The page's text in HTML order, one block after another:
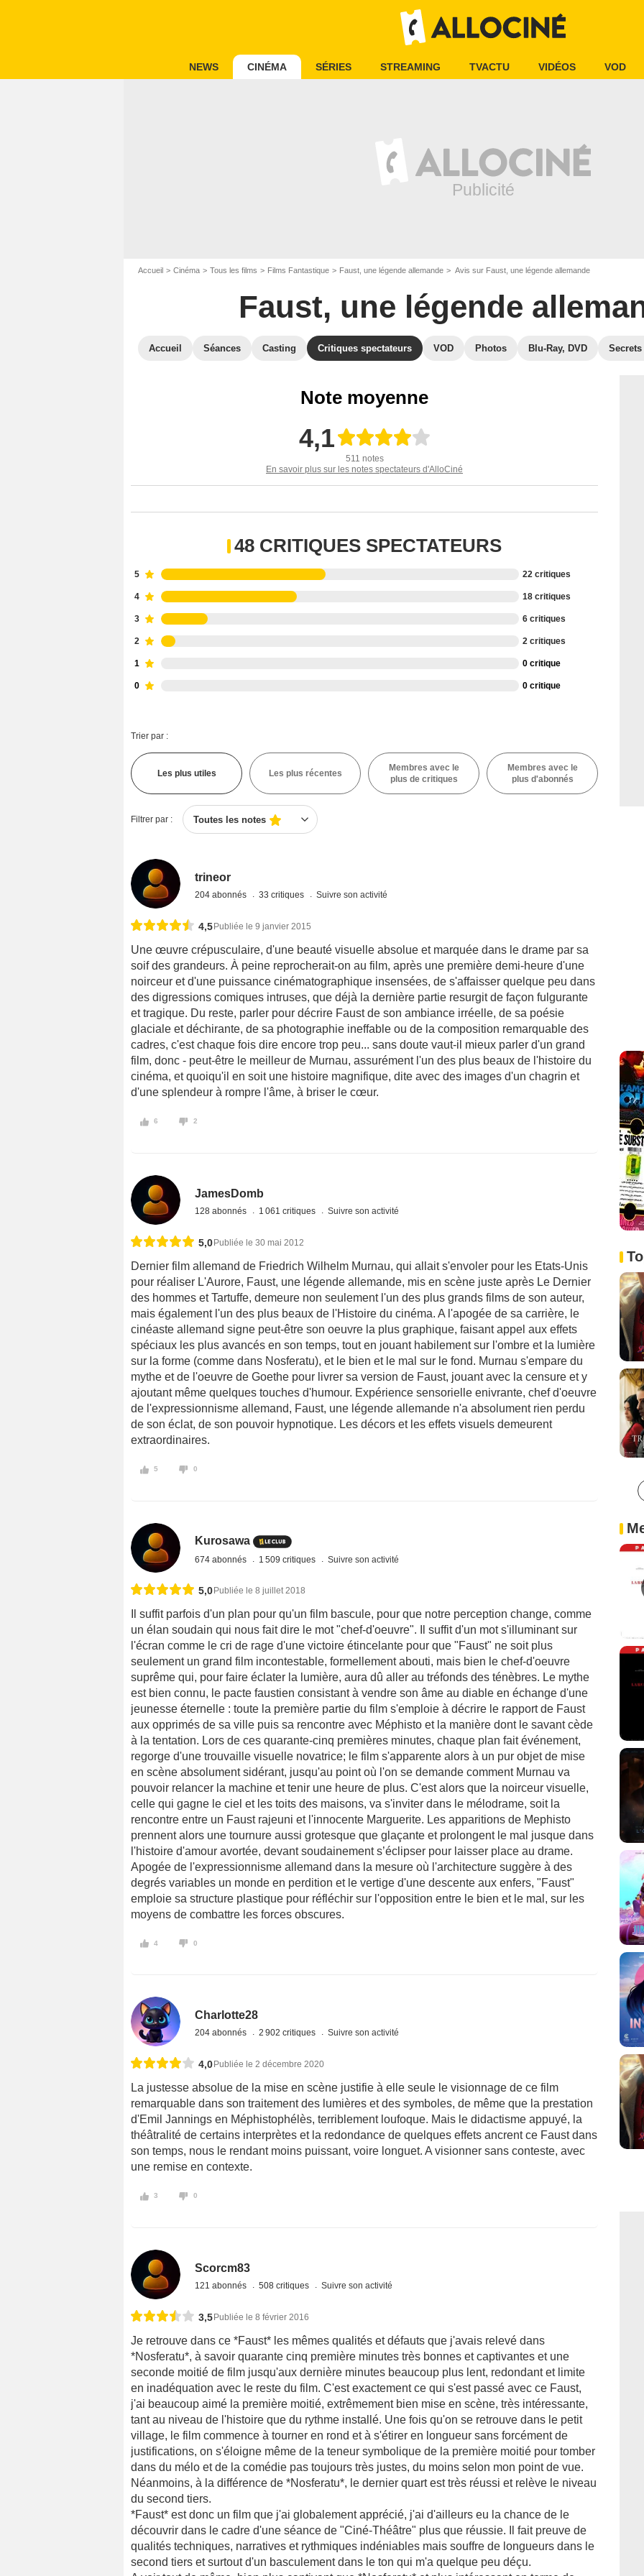
NEWS CINÉMA SÉRIES STREAMING TVACTU VIDÉOS VOD
Accueil Cinéma Tous les films Films Fantastique Faust, une légende allemande Avis sur Faust, une légende allemande
Faust, une légende
Accueil Séances Casting Critiques spectateurs VOD Photos Blu-Ray, DVD
Note moyenne
4,1
511 notes
En savoir plus sur les notes spectateurs d'AlloCiné
48 CRITIQUES SPECTATEURS
5 22 critiques
4 18 critiques
3 6 critiques
2 2 critiques
1 0 critique
0 0 critique
Trier par :
Les plus utiles Les plus récentes
Membres avec le
plus de critiques
Membres avec le
plus d'abonnés
Filtrer par : Toutes les notes
trineor
204 abonnés 33 critiques Suivre son activité
4,5 Publiée le 9 janvier 2015
Une œuvre crépusculaire, d'une beauté visuelle absolue et marquée dans le drame par sa
soif des grandeurs. À peine reprocherait-on au film, après une première demi-heure d'une
noirceur et d'une puissance cinématographique insensées, de s'affaisser quelque peu dans
des digressions comiques intruses, que déjà la dernière partie resurgit de façon fulgurante
et tragique. Du reste, parler pour décrire Faust de son ambiance irréelle, de sa poésie
glaciale et déchirante, de sa photographie ineffable ou de la composition remarquable des
cadres, c'est chaque fois dire encore trop peu... sans doute vaut-il mieux parler d'un grand
film, donc - peut-être le meilleur de Murnau, assurément l'un des plus beaux de l'histoire du
cinéma, et quoiqu'il en soit une histoire magnifique, dite avec des images d'un chagrin et
d'une splendeur à rompre l'âme, à briser le cœur.
6 2
JamesDomb
128 abonnés 1 061 critiques Suivre son activité
5,0Publiée le 30 mai 2012
Dernier film allemand de Friedrich Wilhelm Murnau, qui allait s'envoler pour les Etats-Unis
pour réaliser L'Aurore, Faust, une légende allemande, mis en scène juste après Le Dernier
des hommes et Tartuffe, demeure non seulement l'un des plus grands films de son auteur,
mais également l'un des plus beaux de l'Histoire du cinéma. A l'apogée de sa carrière, le
cinéaste allemand signe peut-être son oeuvre la plus graphique, faisant appel aux effets
spéciaux les plus avancés en son temps, tout en jouant habilement sur l'ombre et la lumière
sur la forme (comme dans Nosferatu), et le bien et le mal sur le fond. Murnau s'empare du
mythe et de l'oeuvre de Goethe pour livrer sa version de Faust, jouant avec la censure et y
ajoutant même quelques touches d'humour. Expérience sensorielle enivrante, chef d'oeuvre
de l'expressionnisme allemand, Faust, une légende allemande n'a absolument rien perdu
de son éclat, de son pouvoir hypnotique. Les décors et les effets visuels demeurent
extraordinaires.
5 0
Kurosawa
674 abonnés 1 509 critiques Suivre son activité
5,0Publiée le 8 juillet 2018
Il suffit parfois d'un plan pour qu'un film bascule, pour que notre perception change, comme
un élan soudain qui nous fait dire le mot "chef-d'oeuvre". Il suffit d'un mot s'illuminant sur
l'écran comme le cri de rage d'une victoire étincelante pour que "Faust" ne soit plus
seulement un grand film incontestable, formellement abouti, mais bien le chef-d'oeuvre
suprême qui, pour faire éclater la lumière, aura dû aller au tréfonds des ténèbres. Le mythe
est bien connu, le pacte faustien consistant à vendre son âme au diable en échange d'une
jeunesse éternelle : toute la première partie du film s'emploie à décrire le rapport de Faust
aux opprimés de sa ville puis sa rencontre avec Méphisto et la manière dont le savant cède
à la tentation. Lors de ces quarante-cinq premières minutes, chaque plan fait événement,
regorge d'une trouvaille visuelle novatrice; le film s'apparente alors à un pur objet de mise
en scène absolument sidérant, jusqu'au point où l'on se demande comment Murnau va
pouvoir relancer la machine et tenir une heure de plus. C'est alors que la noirceur visuelle,
celle qui gagne le ciel et les toits des maisons, va s'inviter dans le mélodrame, soit la
rencontre entre un Faust rajeuni et l'innocente Marguerite. Les apparitions de Mephisto
prennent alors une tournure aussi grotesque que glaçante et prolongent le mal jusque dans
l'histoire d'amour avortée, devant soudainement s’éclipser pour laisser place au drame.
Apogée de l'expressionnisme allemand dans la mesure où l'architecture suggère à des
degrés variables un monde en perdition et le vertige d'une descente aux enfers, "Faust"
emploie sa structure plastique pour réfléchir sur l'opposition entre le bien et le mal, sur les
moyens de combattre les forces obscures.
4 0
Charlotte28
204 abonnés 2 902 critiques Suivre son activité
4,0 Publiée le 2 décembre 2020
La justesse absolue de la mise en scène justifie à elle seule le visionnage de ce film
remarquable dans son traitement des lumières et des symboles, de même que la prestation
d'Emil Jannings en Méphistophélès, terriblement loufoque. Mais le didactisme appuyé, la
théâtralité de certains interprètes et la redondance de quelques effets ancrent ce Faust dans
son temps, nous le rendant moins puissant, voire longuet. A visionner sans conteste, avec
une remise en contexte.
3 0
Scorcm83
121 abonnés 508 critiques Suivre son activité
3,5 Publiée le 8 février 2016
Je retrouve dans ce *Faust* les mêmes qualités et défauts que j'avais relevé dans
*Nosferatu*, à savoir quarante cinq première minutes très bonnes et captivantes et une
seconde moitié de film jusqu'aux dernière minutes beaucoup plus lent, redondant et limite
en inadéquation avec le reste du film. C'est exactement ce qui s'est passé avec ce Faust,
j'ai beaucoup aimé la première moitié, extrêmement bien mise en scène, très intéressante,
tant au niveau de l'histoire que du rythme installé. Une fois qu'on se retrouve dans le petit
village, le film commence à tourner en rond et à s'étirer en longueur sans forcément de
justifications, on s'éloigne même de la teneur symbolique de la première moitié pour tomber
dans du mélo et de la comédie pas toujours très justes, du moins selon mon point de vue.
Néanmoins, à la différence de *Nosferatu*, le dernier quart est très réussi et relève le niveau
du second tiers.
*Faust* est donc un film que j'ai globalement apprécié, j'ai d'ailleurs eu la chance de le
découvrir dans le cadre d'une séance de "Ciné-Théâtre" plus que réussie. Il fait preuve de
qualités techniques, narratives et rythmiques indéniables mais souffre de longueurs dans le
second tiers et surtout d'un basculement dans le ton qui m'a quelque peu déçu.